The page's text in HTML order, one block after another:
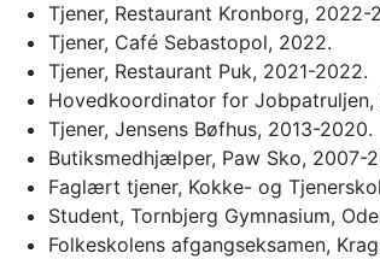
Tjener, Restaurant Kronborg, 2022-
Tjener, Café Sebastopol, 2022.
Tjener, Restaurant Puk, 2021-2022.
Hovedkoordinator for Jobpatruljen,
Tjener, Jensens Bøfhus, 2013-2020.
Butiksmedhjælper, Paw Sko, 2007-
Faglært tjener, Kokke- og
Student, Tornbjerg Gymnasium,
Folkeskolens afgangseksamen,